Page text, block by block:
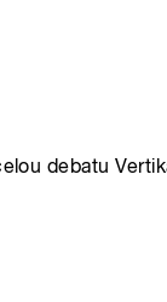
debatu